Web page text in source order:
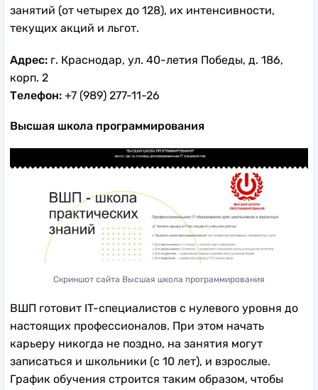
занятий (от четырех до 128), их интенсивности,
текущих акций и льгот.
Адрес: г. Краснодар, ул. 40-летия Победы, д. 186,
корп. 2
Телефон: +7 (989) 277-11-26
Высшая школа программирования
Скриншот сайта Высшая школа программирования
ВШП готовит IT-специалистов с нулевого уровня до
настоящих профессионалов. При этом начать
карьеру никогда не поздно, на занятия могут
записаться и школьники (с 10 лет), и взрослые.
График обучения строится таким образом, чтобы